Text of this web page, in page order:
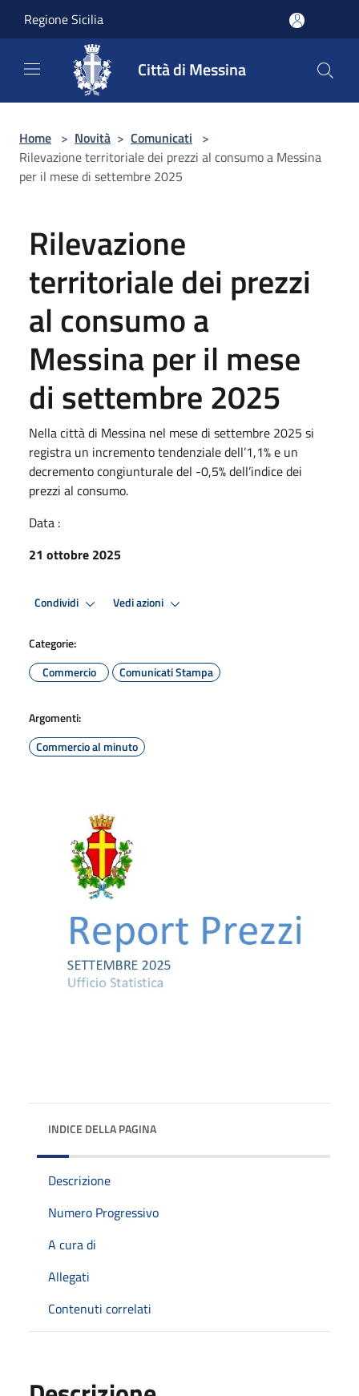
Regione Sicilia
Città di Messina
Home > Novità > Comunicati >
Rilevazione territoriale dei prezzi al consumo a Messina
per il mese di settembre 2025
Rilevazione
territoriale dei prezzi
al consumo a
Messina per il mese
di settembre 2025
Nella città di Messina nel mese di settembre 2025 si
registra un incremento tendenziale dell’1,1% e un
decremento congiunturale del -0,5% dell’indice dei
prezzi al consumo.
Data :
21 ottobre 2025
Condividi Vedi azioni
Categorie:
Commercio
Comunicati Stampa
Argomenti:
Commercio al minuto
INDICE DELLA PAGINA
Descrizione
Numero Progressivo
A cura di
Allegati
Contenuti correlati